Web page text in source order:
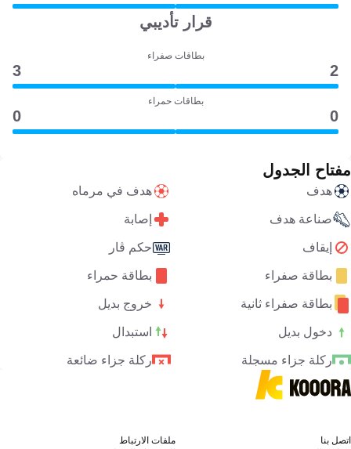
قرار تأديبي
بطاقات صفراء
2
3
بطاقات حمراء
0
0
مفتاح الجدول
هدف هدف في مرماه
صناعة هدف إصابة
إيقاف حكم ڤار
بطاقة صفراء بطاقة حمراء
بطاقة صفراء ثانية خروج بديل
دخول بديل استبدال
ركلة جزاء مسجلة ركلة جزاء ضائعة
اتصل بنا
ملفات الارتباط